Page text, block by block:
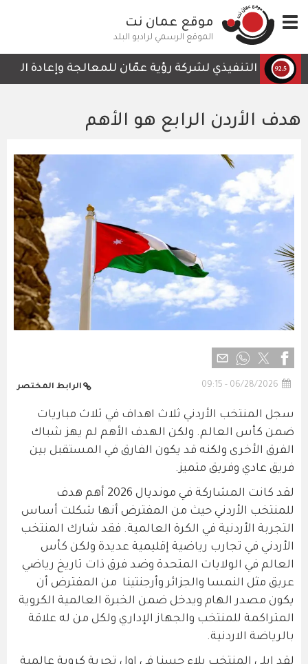
إلى
المحتوى
الرئيسي
Toggle
navigation
موقع عمان نت
الموقع الرسمي لراديو البلد
التنفيذي لشركة رؤية عمّان للمعالجة وإعادة
هدف الأردن الرابع هو الأهم
06/28/2026 - 09:15 الرابط المختصر
سجل المنتخب الأردني ثلاث اهداف في ثلاث مباريات
ضمن كأس العالم. ولكن الهدف الأهم لم يهز شباك
الفرق الأخرى ولكنه قد يكون الفارق في المستقبل بين
فريق عادي وفريق متميز.
لقد كانت المشاركة في مونديال 2026 أهم هدف
للمنتخب الأردني حيث من المفترض أنها شكلت أساس
التجربة الأردنية في الكرة العالمية. فقد شارك المنتخب
الأردني في تجارب رياضية إقليمية عديدة ولكن كأس
العالم في الولايات المتحدة وضد فرق ذات تاريخ رياضي
عريق مثل النمسا والجزائر وأرجنتينا من المفترض أن
يكون مصدر الهام ويدخل ضمن الخبرة العالمية الكروية
المتراكمة للمنتخب والجهاز الإداري ولكل من له علاقة
بالرياضة الاردنية.